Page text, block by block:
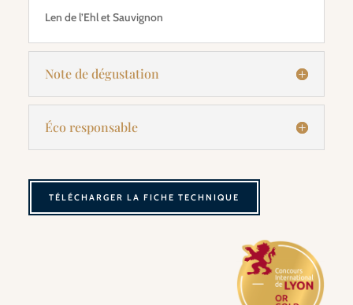
Len de l’Ehl et Sauvignon
Note de dégustation
Éco responsable
TÉLÉCHARGER LA FICHE TECHNIQUE